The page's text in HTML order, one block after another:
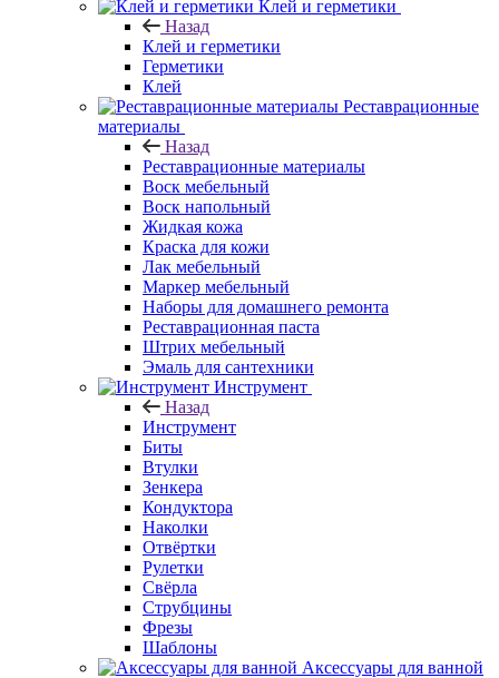
Клей и герметики
Назад
Клей и герметики
Герметики
Клей
Реставрационные
материалы
Назад
Реставрационные материалы
Воск мебельный
Воск напольный
Жидкая кожа
Краска для кожи
Лак мебельный
Маркер мебельный
Наборы для домашнего ремонта
Реставрационная паста
Штрих мебельный
Эмаль для сантехники
Инструмент
Назад
Инструмент
Биты
Втулки
Зенкера
Кондуктора
Наколки
Отвёртки
Рулетки
Свёрла
Струбцины
Фрезы
Шаблоны
Аксессуары для ванной